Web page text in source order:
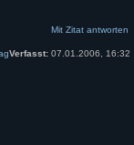
Mit Zitat antworten
Verfasst: 07.01.2006, 16:32